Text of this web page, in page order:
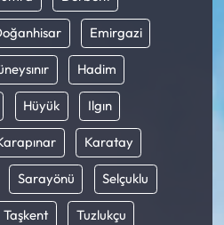
Emirgazi
Hadim
Hüyük Ilgın
Karatay
Sarayönü Selçuklu
Taşkent Tuzlukçu